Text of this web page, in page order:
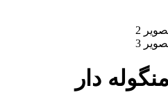
دار